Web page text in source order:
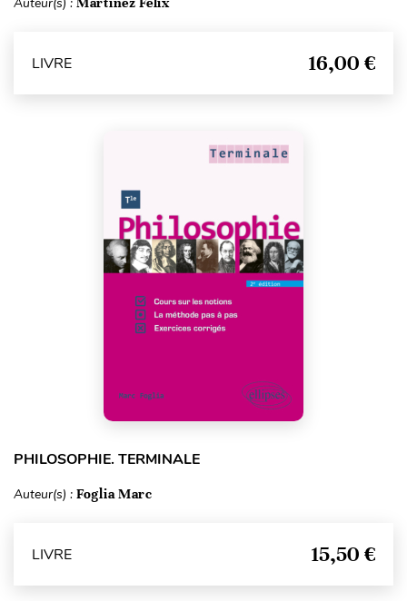
LIVRE 16,00 €
PHILOSOPHIE. TERMINALE
Auteur(s) : Foglia Marc
LIVRE 15,50 €